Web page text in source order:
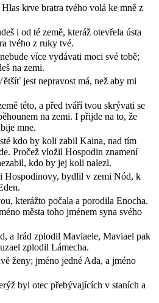
krve bratra tvého volá ke mně z
i od té země, kteráž otevřela ústa
tvého z ruky tvé.
více vydávati moci své tobě;
na zemi.
jest nepravost má, než aby mi
této, a před tváří tvou skrývati se
na zemi. I přijde na to, že
mne.
kdo by koli zabil Kaina, nad tím
Pročež vložil Hospodin znamení
kdo by jej koli nalezl.
Hospodinovy, bydlil v zemi Nód, k
kterážto počala a porodila Enocha.
města toho jménem syna svého
a Irád zplodil Maviaele, Maviael pak
zplodil Lámecha.
ženy; jméno jedné Ada, a jméno
byl otec přebývajících v staních a